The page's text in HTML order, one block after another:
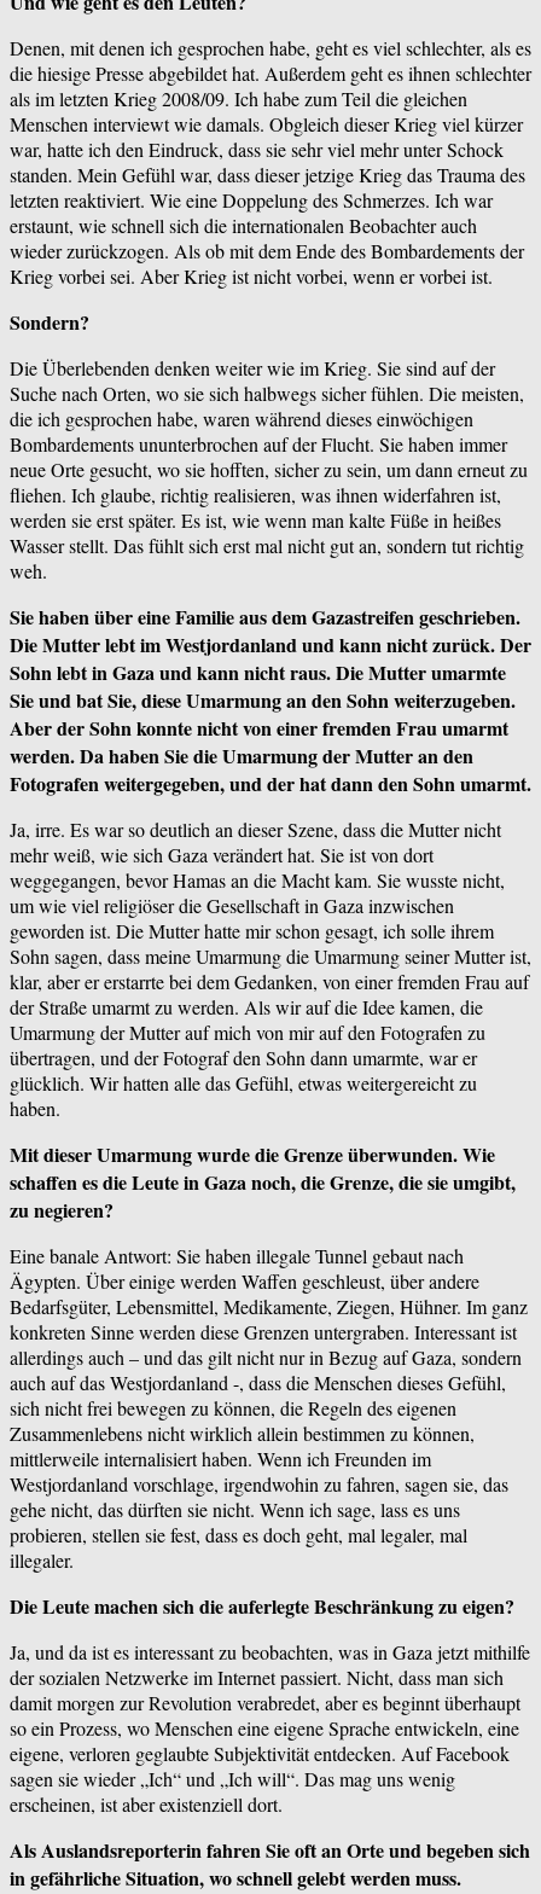
Denen, mit denen ich gesprochen habe, geht es viel schlechter, als es
die hiesige Presse abgebildet hat. Außerdem geht es ihnen schlechter
als im letzten Krieg 2008/09. Ich habe zum Teil die gleichen
Menschen interviewt wie damals. Obgleich dieser Krieg viel kürzer
war, hatte ich den Eindruck, dass sie sehr viel mehr unter Schock
standen. Mein Gefühl war, dass dieser jetzige Krieg das Trauma des
letzten reaktiviert. Wie eine Doppelung des Schmerzes. Ich war
erstaunt, wie schnell sich die internationalen Beobachter auch
wieder zurückzogen. Als ob mit dem Ende des Bombardements der
Krieg vorbei sei. Aber Krieg ist nicht vorbei, wenn er vorbei ist.
Sondern?
Die Überlebenden denken weiter wie im Krieg. Sie sind auf der
Suche nach Orten, wo sie sich halbwegs sicher fühlen. Die meisten,
die ich gesprochen habe, waren während dieses einwöchigen
Bombardements ununterbrochen auf der Flucht. Sie haben immer
neue Orte gesucht, wo sie hofften, sicher zu sein, um dann erneut zu
fliehen. Ich glaube, richtig realisieren, was ihnen widerfahren ist,
werden sie erst später. Es ist, wie wenn man kalte Füße in heißes
Wasser stellt. Das fühlt sich erst mal nicht gut an, sondern tut richtig
weh.
Sie haben über eine Familie aus dem Gazastreifen geschrieben.
Die Mutter lebt im Westjordanland und kann nicht zurück. Der
Sohn lebt in Gaza und kann nicht raus. Die Mutter umarmte
Sie und bat Sie, diese Umarmung an den Sohn weiterzugeben.
Aber der Sohn konnte nicht von einer fremden Frau umarmt
werden. Da haben Sie die Umarmung der Mutter an den
Fotografen weitergegeben, und der hat dann den Sohn umarmt.
Ja, irre. Es war so deutlich an dieser Szene, dass die Mutter nicht
mehr weiß, wie sich Gaza verändert hat. Sie ist von dort
weggegangen, bevor Hamas an die Macht kam. Sie wusste nicht,
um wie viel religiöser die Gesellschaft in Gaza inzwischen
geworden ist. Die Mutter hatte mir schon gesagt, ich solle ihrem
Sohn sagen, dass meine Umarmung die Umarmung seiner Mutter ist,
klar, aber er erstarrte bei dem Gedanken, von einer fremden Frau auf
der Straße umarmt zu werden. Als wir auf die Idee kamen, die
Umarmung der Mutter auf mich von mir auf den Fotografen zu
übertragen, und der Fotograf den Sohn dann umarmte, war er
glücklich. Wir hatten alle das Gefühl, etwas weitergereicht zu
haben.
Mit dieser Umarmung wurde die Grenze überwunden. Wie
schaffen es die Leute in Gaza noch, die Grenze, die sie umgibt,
zu negieren?
Eine banale Antwort: Sie haben illegale Tunnel gebaut nach
Ägypten. Über einige werden Waffen geschleust, über andere
Bedarfsgüter, Lebensmittel, Medikamente, Ziegen, Hühner. Im ganz
konkreten Sinne werden diese Grenzen untergraben. Interessant ist
allerdings auch – und das gilt nicht nur in Bezug auf Gaza, sondern
auch auf das Westjordanland -, dass die Menschen dieses Gefühl,
sich nicht frei bewegen zu können, die Regeln des eigenen
Zusammenlebens nicht wirklich allein bestimmen zu können,
mittlerweile internalisiert haben. Wenn ich Freunden im
Westjordanland vorschlage, irgendwohin zu fahren, sagen sie, das
gehe nicht, das dürften sie nicht. Wenn ich sage, lass es uns
probieren, stellen sie fest, dass es doch geht, mal legaler, mal
illegaler.
Die Leute machen sich die auferlegte Beschränkung zu eigen?
Ja, und da ist es interessant zu beobachten, was in Gaza jetzt mithilfe
der sozialen Netzwerke im Internet passiert. Nicht, dass man sich
damit morgen zur Revolution verabredet, aber es beginnt überhaupt
so ein Prozess, wo Menschen eine eigene Sprache entwickeln, eine
eigene, verloren geglaubte Subjektivität entdecken. Auf Facebook
sagen sie wieder „Ich“ und „Ich will“. Das mag uns wenig
erscheinen, ist aber existenziell dort.
Als Auslandsreporterin fahren Sie oft an Orte und begeben sich
in gefährliche Situation, wo schnell gelebt werden muss.